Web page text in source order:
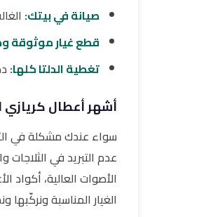
صيانة في بيتك:
قطع غيار موثوقة
تغطية الدلتا كلها:
أشهر أعطال كريازي
سواء عندك مشكلة في
عدم التبريد في
الأصوات العالية،
الغيار المناسبة